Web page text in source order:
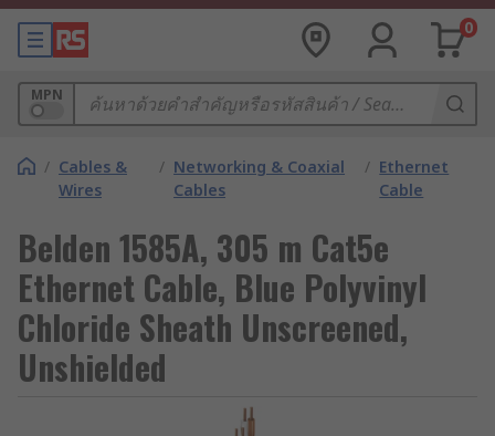
0
MPN
/ Cables &
Wires
/ Networking & Coaxial
Cables
/ Ethernet
Cable
Belden 1585A, 305 m Cat5e
Ethernet Cable, Blue Polyvinyl
Chloride Sheath Unscreened,
Unshielded